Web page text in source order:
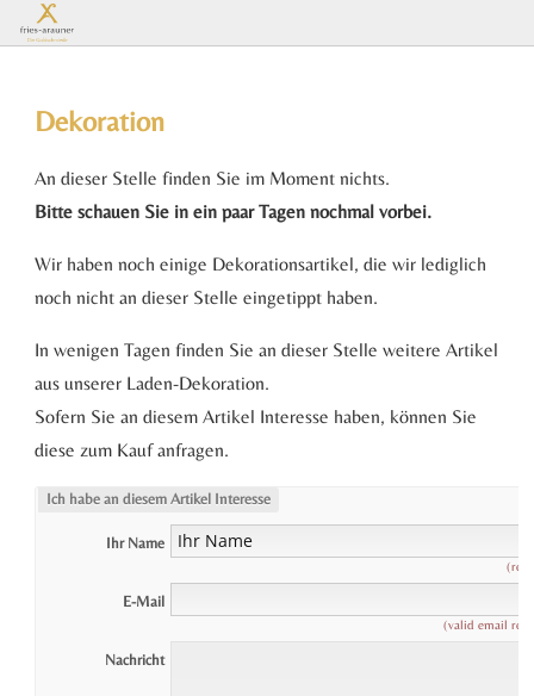
sich keine
Produkte
Dekoration
An dieser Stelle finden Sie im Moment nichts.
Bitte schauen Sie in ein paar Tagen nochmal vorbei.
Wir haben noch einige Dekorationsartikel, die wir lediglich
noch nicht an dieser Stelle eingetippt haben.
In wenigen Tagen finden Sie an dieser Stelle weitere Artikel
aus unserer Laden-Dekoration.
Sofern Sie an diesem Artikel Interesse haben, können Sie
diese zum Kauf anfragen.
Ich habe an diesem Artikel Interesse
Ihr Name
E-Mail
(valid email
Nachricht